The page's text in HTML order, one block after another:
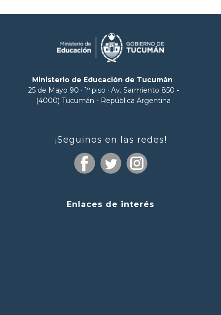
Ministerio de Educación de Tucumán
25 de Mayo 90 · 1º piso · Av. Sarmiento 850 -
(4000) Tucumán - República Argentina
¡Seguinos en las redes!
Enlaces de interés